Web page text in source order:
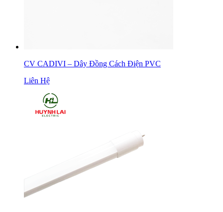
CV CADIVI – Dây Đồng Cách Điện PVC
Liên Hệ